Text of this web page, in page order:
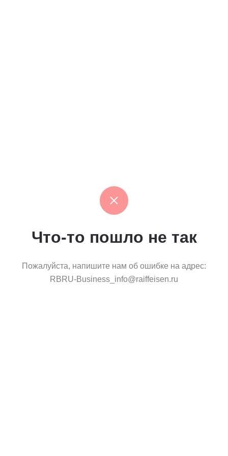
Что-то пошло не так
Пожалуйста, напишите нам об ошибке на адрес:
RBRU-Business_info@raiffeisen.ru